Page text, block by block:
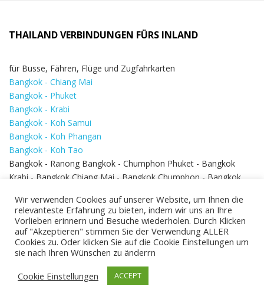
THAILAND VERBINDUNGEN FÜRS INLAND
für Busse, Fähren, Flüge und Zugfahrkarten
Bangkok - Chiang Mai
Bangkok - Phuket
Bangkok - Krabi
Bangkok - Koh Samui
Bangkok - Koh Phangan
Bangkok - Koh Tao
Bangkok - Ranong Bangkok - Chumphon Phuket - Bangkok
Krabi - Bangkok Chiang Mai - Bangkok Chumphon - Bangkok
Bangkok - Hua Hin
Wir verwenden Cookies auf unserer Website, um Ihnen die
relevanteste Erfahrung zu bieten, indem wir uns an Ihre
Vorlieben erinnern und Besuche wiederholen. Durch Klicken
auf "Akzeptieren" stimmen Sie der Verwendung ALLER
Cookies zu. Oder klicken Sie auf die Cookie Einstellungen um
sie nach Ihren Wünschen zu änderrn
Cookie Einstellungen
ACCEPT